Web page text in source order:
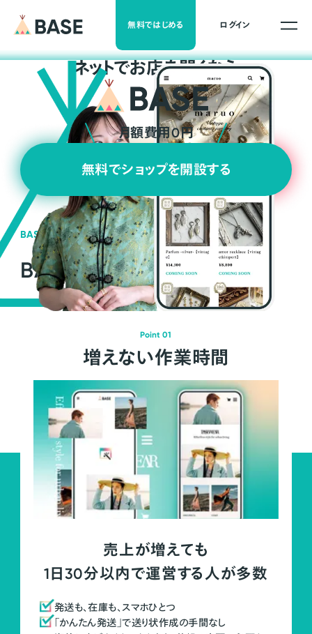
無料ではじめる ログイン
ネットでお店を開くなら
月額費用0円
無料でショップを開設する
BASEの強み
BASEが強い3つの理由
Point 01
増えない作業時間
売上が増えても
1日30分以内で運営する人が多数
発送も、在庫も、スマホひとつ
「かんたん発送」で送り状作成の手間なし